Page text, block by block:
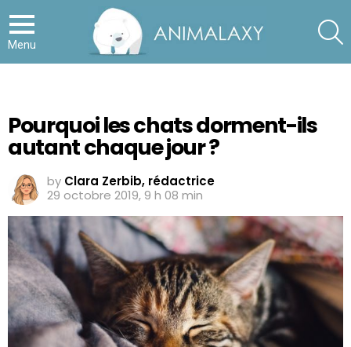
Menu
Pourquoi les chats dorment-ils
autant chaque jour ?
by Clara Zerbib, rédactrice
29 octobre 2019, 9 h 08 min